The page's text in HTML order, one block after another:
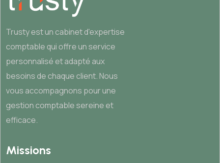
Trusty est un cabinet d'expertise
comptable qui offre un service
personnalisé et adapté aux
besoins de chaque client. Nous
vous accompagnons pour une
gestion comptable sereine et
efficace.
Missions